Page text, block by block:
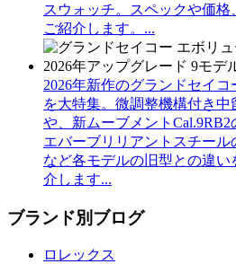
スウォッチ。スペックや価
ご紹介します。...
2026年新作のグランドセイコ
を大特集。微調整機構付き
や、新ムーブメント
エバーブリリアントスチー
など各モデルの旧型との違
介します...
ブランド別ブログ
ロレックス